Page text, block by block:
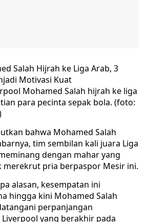
Mohamed Salah hijrah ke liga
para pecinta sepak bola. (foto:
bahwa Mohamed Salah
tim sembilan kali juara Liga
dengan mahar yang
pria berpaspor Mesir ini.
alasan, kesempatan ini
hingga kini Mohamed Salah
perpanjangan
yang berakhir pada